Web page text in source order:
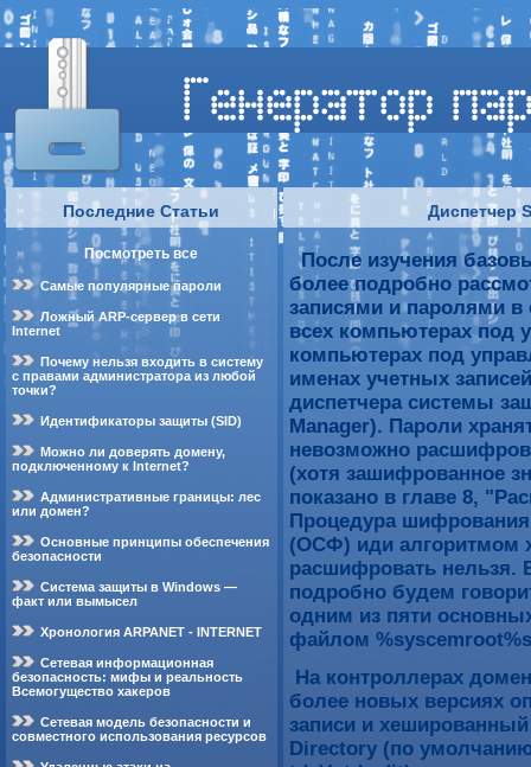
Последние Статьи
Посмотреть все
Самые популярные пароли
Ложный ARP-сервер в сети
Internet
Почему нельзя входить в систему
с правами администратора из любой
точки?
Идентификаторы защиты (SID)
Можно ли доверять домену,
подключенному к Internet?
Административные границы: лес
или домен?
Основные принципы обеспечения
безопасности
Система защиты в Windows —
факт или вымысел
Хронология ARPANET - INTERNET
Сетевая информационная
безопасность: мифы и реальность
Всемогущество хакеров
Сетевая модель безопасности и
совместного использования ресурсов
Диспетчер
После изучения
более подробно
записями и паролями в
всех компьютерах под
компьютерах под
именах учетных
диспетчера системы
Manager). Пароли
невозможно
(хотя зашифрованное
показано в главе 8,
Процедура
(ОСФ) иди алгоритмом
расшифровать нельзя.
подробно будем
одним из пяти
файлом
На контроллерах
более новых версиях
записи и
Directory (по